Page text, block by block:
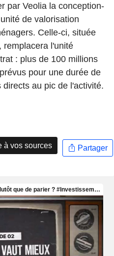
par Veolia la conception-
de valorisation
Celle-ci, située
remplacera l'unité
: plus de 100 millions
pour une durée de
au pic de l'activité.
à vos sources Partager